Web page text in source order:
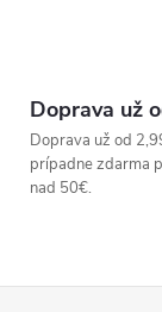
Doprava už
Doprava už od
prípadne zdarma
nad 50€.